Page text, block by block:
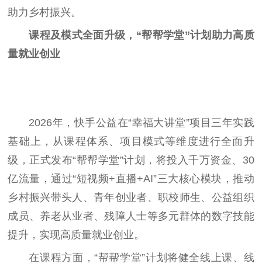
助力乡村振兴。
课程及模式全面升级，“帮帮学堂”计划助力高质
量就业创业
2026年，快手公益在“幸福大讲堂”项目三年实践
基础上，从课程体系、项目模式等维度进行全面升
级，正式发布“帮帮学堂”计划，将投入千万资金、30
亿流量，通过“短视频+直播+AI”三大核心模块，推动
乡村振兴带头人、青年创业者、职校师生、公益组织
成员、养老从业者、残障人士等多元群体的数字技能
提升，实现高质量就业创业。
在课程方面，“帮帮学堂”计划将健全线上课、线